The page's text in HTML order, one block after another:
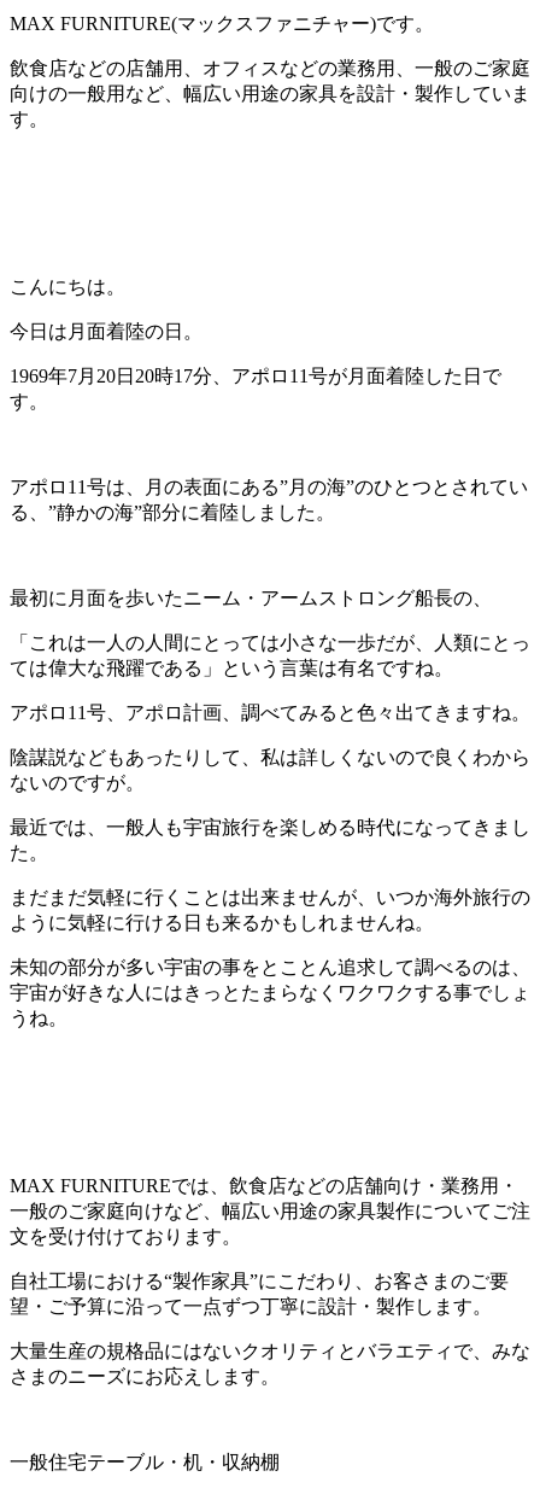
MAX FURNITURE(マックスファニチャー)です。
飲食店などの店舗用、オフィスなどの業務用、一般のご家庭
向けの一般用など、幅広い用途の家具を設計・製作していま
す。
こんにちは。
今日は月面着陸の日。
1969年7月20日20時17分、アポロ11号が月面着陸した日で
す。
アポロ11号は、月の表面にある”月の海”のひとつとされてい
る、”静かの海”部分に着陸しました。
最初に月面を歩いたニーム・アームストロング船長の、
「これは一人の人間にとっては小さな一歩だが、人類にとっ
ては偉大な飛躍である」という言葉は有名ですね。
アポロ11号、アポロ計画、調べてみると色々出てきますね。
陰謀説などもあったりして、私は詳しくないので良くわから
ないのですが。
最近では、一般人も宇宙旅行を楽しめる時代になってきまし
た。
まだまだ気軽に行くことは出来ませんが、いつか海外旅行の
ように気軽に行ける日も来るかもしれませんね。
未知の部分が多い宇宙の事をとことん追求して調べるのは、
宇宙が好きな人にはきっとたまらなくワクワクする事でしょ
うね。
MAX FURNITUREでは、飲食店などの店舗向け・業務用・
一般のご家庭向けなど、幅広い用途の家具製作についてご注
文を受け付けております。
自社工場における“製作家具”にこだわり、お客さまのご要
望・ご予算に沿って一点ずつ丁寧に設計・製作します。
大量生産の規格品にはないクオリティとバラエティで、みな
さまのニーズにお応えします。
一般住宅テーブル・机・収納棚